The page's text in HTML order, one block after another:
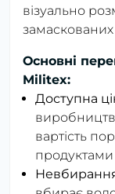
візуально
замаскованих
Основні
Militex:
Доступна
вартість